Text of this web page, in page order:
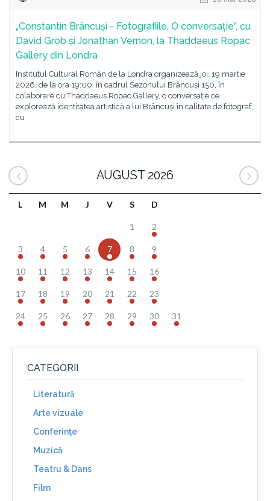
„Constantin Brâncuși - Fotografiile. O conversație”, cu
David Grob și Jonathan Vernon, la Thaddaeus Ropac
Gallery din Londra
Institutul Cultural Român de la Londra organizează joi, 19 martie
2026, de la ora 19:00, în cadrul Sezonului Brâncuși 150, în
colaborare cu Thaddaeus Ropac Gallery, o conversație ce
explorează identitatea artistică a lui Brâncuși în calitate de fotograf,
cu
AUGUST 2026
L M M J V S D
1 2
3 4 5 6 7 8 9
10 11 12 13 14 15 16
17 18 19 20 21 22 23
24 25 26 27 28 29 30 31
CATEGORII
Literatură
Arte vizuale
Conferinţe
Muzică
Teatru & Dans
Film